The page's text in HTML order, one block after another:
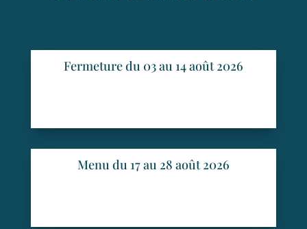
Fermeture du 03 au 14 août 2026
Menu du 17 au 28 août 2026